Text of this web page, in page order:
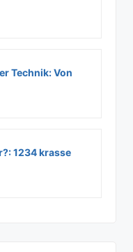
Technik: Von
1234 krasse